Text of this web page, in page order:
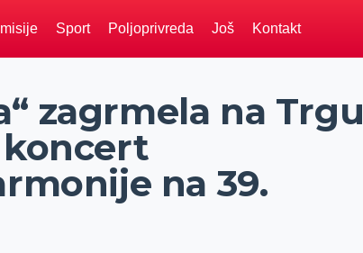
Sport Poljoprivreda Još Kontakt
zagrmela na Trgu
na 39.